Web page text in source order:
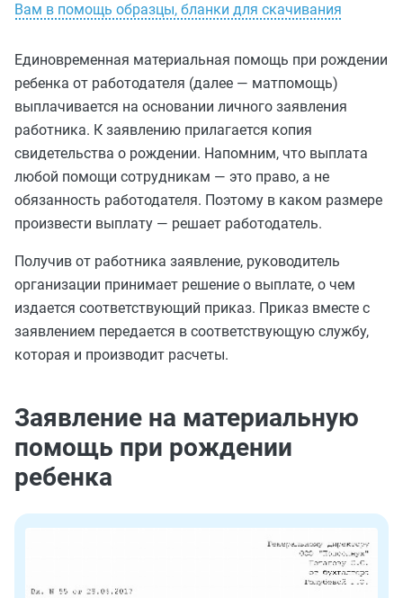
Вам в помощь образцы, бланки для скачивания
Единовременная материальная помощь при рождении
ребенка от работодателя (далее — матпомощь)
выплачивается на основании личного заявления
работника. К заявлению прилагается копия
свидетельства о рождении. Напомним, что выплата
любой помощи сотрудникам — это право, а не
обязанность работодателя. Поэтому в каком размере
произвести выплату — решает работодатель.
Получив от работника заявление, руководитель
организации принимает решение о выплате, о чем
издается соответствующий приказ. Приказ вместе с
заявлением передается в соответствующую службу,
которая и производит расчеты.
Заявление на материальную
помощь при рождении
ребенка